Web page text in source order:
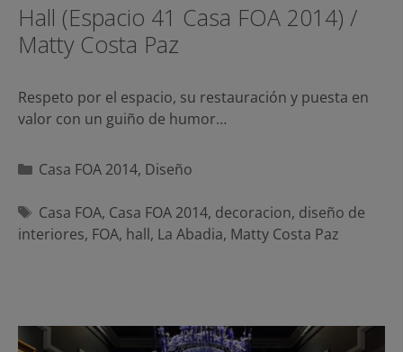
Hall (Espacio 41 Casa FOA 2014) /
Matty Costa Paz
Respeto por el espacio, su restauración y puesta en
valor con un guiño de humor…
Categorías
Casa FOA 2014, Diseño
Etiquetas
Casa FOA, Casa FOA 2014, decoracion, diseño de
interiores, FOA, hall, La Abadia, Matty Costa Paz